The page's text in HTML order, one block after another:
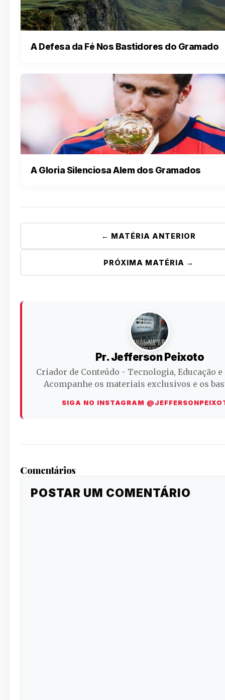
A Defesa da Fé Nos Bastidores do Gramado
A Gloria Silenciosa Alem dos Gramados
← MATÉRIA ANTERIOR
PRÓXIMA MATÉRIA →
Pr. Jefferson Peixoto
Criador de Conteúdo - Tecnologia, Educação
Acompanhe os materiais exclusivos e os
SIGA NO INSTAGRAM
Comentários
POSTAR UM COMENTÁRIO